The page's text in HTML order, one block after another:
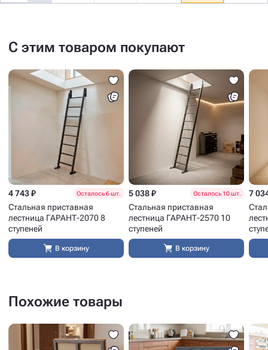
С этим товаром покупают
4 743 ₽ Осталось 6 шт.
Стальная приставная
лестница ГАРАНТ-2070 8
ступеней
В корзину
5 038 ₽ Осталось 10 шт.
Стальная приставная
лестница ГАРАНТ-2570 10
ступеней
В корзину
7
Похожие товары